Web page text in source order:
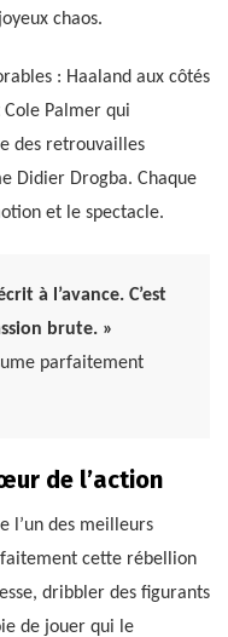
chaos.
: Haaland aux côtés
Palmer qui
des retrouvailles
Didier Drogba. Chaque
et le spectacle.
à l’avance. C’est
brute. »
parfaitement
de l’action
l’un des meilleurs
cette rébellion
dribbler des figurants
de jouer qui le